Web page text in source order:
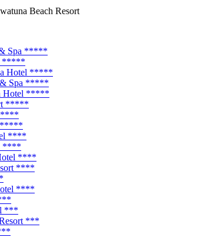
Beach Resort
Spa *****
*****
Hotel *****
Spa *****
Hotel *****
*****
*****
****
****
****
****
****
***
***